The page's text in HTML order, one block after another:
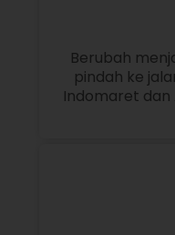
Berubah
pindah ke
Indomaret